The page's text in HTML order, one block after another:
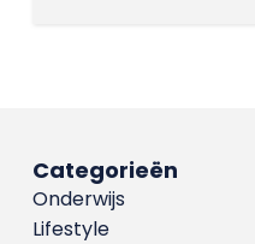
Categorieën
Onderwijs
Lifestyle